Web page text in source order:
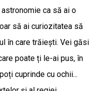
ca să ai o
să ai curiozitatea să
în care trăiești. Vei găsi
poate ți le-ai pus, în
cuprinde cu ochii...